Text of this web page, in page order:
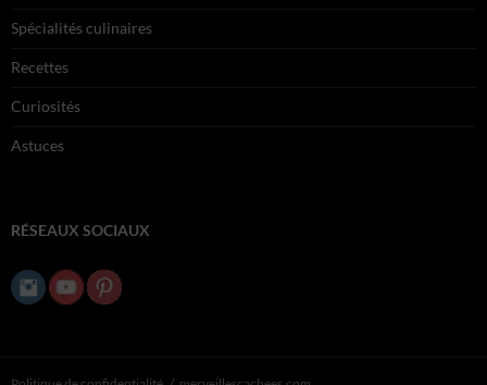
Spécialités culinaires
Recettes
Curiosités
Astuces
RÉSEAUX SOCIAUX